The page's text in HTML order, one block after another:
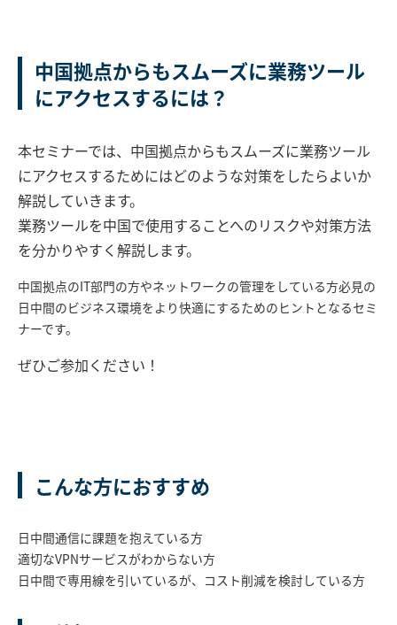
中国拠点からもスムーズに業務ツール
にアクセスするには？
本セミナーでは、中国拠点からもスムーズに業務ツール
にアクセスするためにはどのような対策をしたらよいか
解説していきます。
業務ツールを中国で使用することへのリスクや対策方法
を分かりやすく解説します。
中国拠点のIT部門の方やネットワークの管理をしている方必見の
日中間のビジネス環境をより快適にするためのヒントとなるセミ
ナーです。
ぜひご参加ください！
こんな方におすすめ
日中間通信に課題を抱えている方
適切なVPNサービスがわからない方
日中間で専用線を引いているが、コスト削減を検討している方